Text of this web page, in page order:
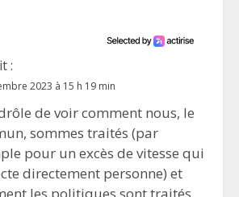
:
2023 à 15 h 19 min
de voir comment nous, le
sommes traités (par
pour un excès de vitesse qui
directement personne) et
les politiques sont traités